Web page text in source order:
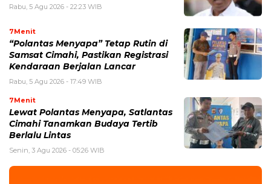
Rabu, 5 Agu 2026 - 22:23 WIB
7Menit
“Polantas Menyapa” Tetap Rutin di
Samsat Cimahi, Pastikan Registrasi
Kendaraan Berjalan Lancar
Rabu, 5 Agu 2026 - 17:49 WIB
7Menit
Lewat Polantas Menyapa, Satlantas
Cimahi Tanamkan Budaya Tertib
Berlalu Lintas
Senin, 3 Agu 2026 - 05:26 WIB